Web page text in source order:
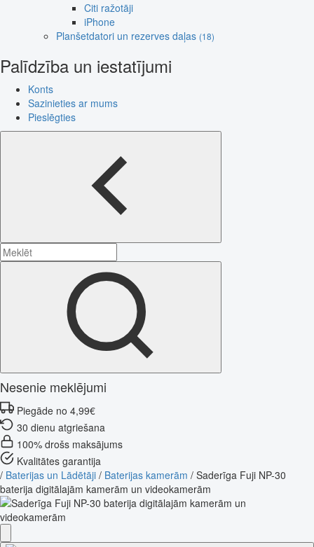
Citi ražotāji
iPhone
Planšetdatori un rezerves daļas (18)
Palīdzība un iestatījumi
Konts
Sazinieties ar mums
Pieslēgties
Nesenie meklējumi
Piegāde no 4,99€
30 dienu atgriešana
100% drošs maksājums
Kvalitātes garantija
/ Baterijas un Lādētāji / Baterijas kamerām / Saderīga Fuji NP-30
baterija digitālajām kamerām un videokamerām